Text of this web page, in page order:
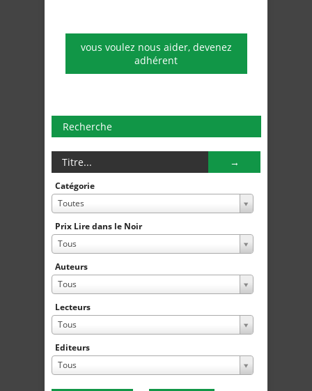
vous voulez nous aider, devenez
adhérent
Recherche
Catégorie
Toutes
Prix Lire dans le Noir
Tous
Auteurs
Tous
Lecteurs
Tous
Editeurs
Tous